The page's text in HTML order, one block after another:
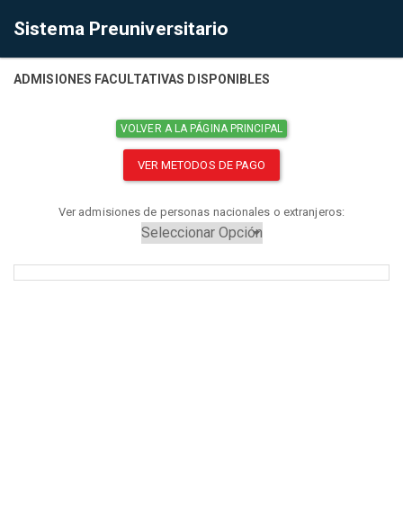
Sistema Preuniversitario
ADMISIONES FACULTATIVAS DISPONIBLES
VOLVER A LA PÁGINA PRINCIPAL
VER METODOS DE PAGO
Ver admisiones de personas nacionales o extranjeros: